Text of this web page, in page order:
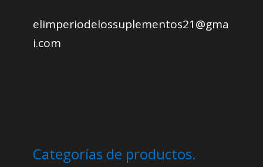
elimperiodelossuplementos21@gma
i.com
Categorías de productos.